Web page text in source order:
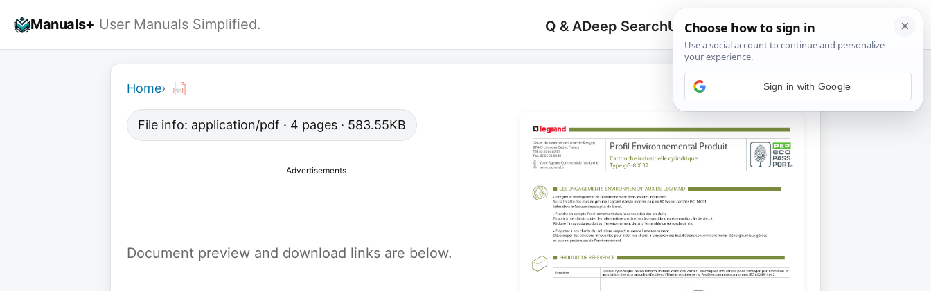
Manuals+ User Manuals Simplified. Q & ADeep SearchUpload
Search
for:
🔍
Home›
File info: application/pdf · 4 pages · 583.55KB
Advertisements
Document preview and download links are below.